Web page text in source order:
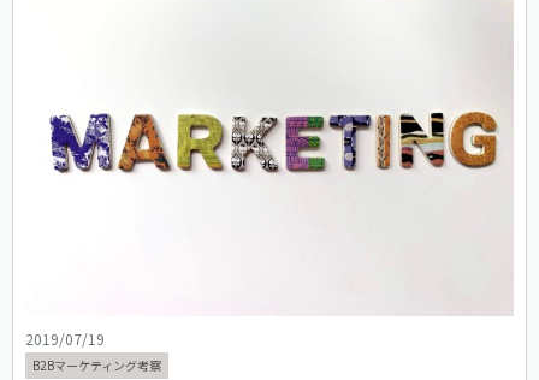
2019/07/19
B2Bマーケティング考察